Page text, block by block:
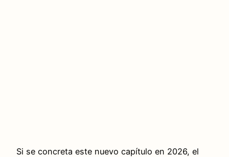
Si se concreta este nuevo capítulo en 2026, el